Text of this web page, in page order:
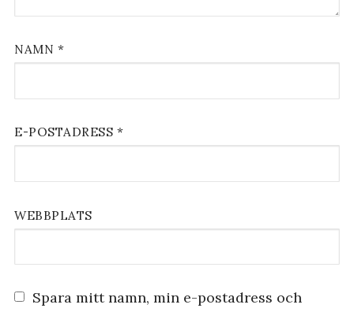
NAMN *
E-POSTADRESS *
WEBBPLATS
Spara mitt namn, min e-postadress och